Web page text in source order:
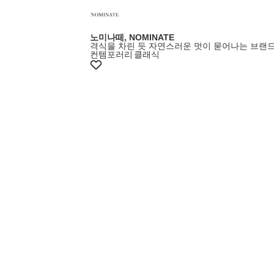
노미나떼, NOMINATE
격식을 차린 듯 자연스러운 멋이 묻어나는 브랜
컨템포러리 클래식